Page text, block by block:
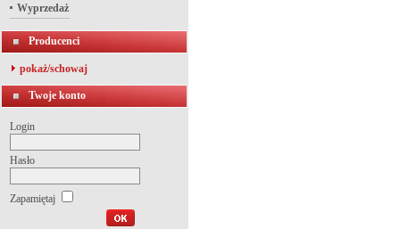
Wyprzedaż
Producenci
pokaż/schowaj
Twoje konto
Login
Hasło
Zapamiętaj